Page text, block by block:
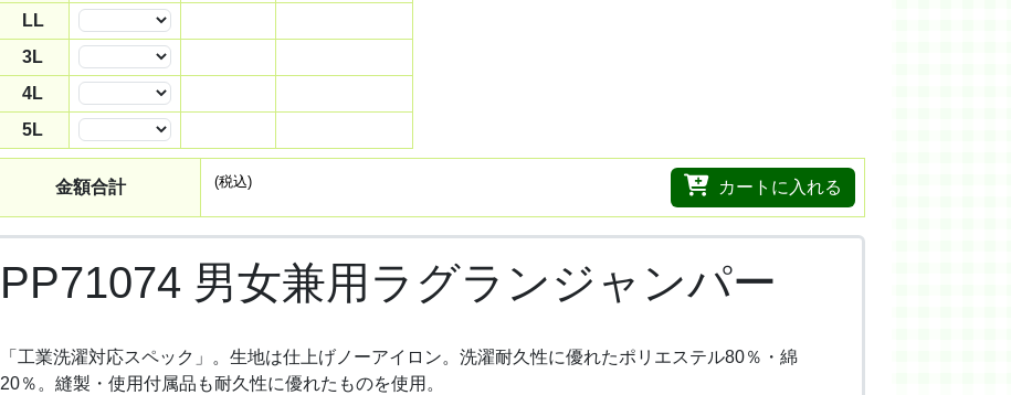
LL
3L
4L
5L
金額合計 (税込) カートに入れる
PP71074 男女兼用ラグランジャンパー
「工業洗濯対応スペック」。生地は仕上げノーアイロン。洗濯耐久性に優れたポリエステル80％・綿
20％。縫製・使用付属品も耐久性に優れたものを使用。